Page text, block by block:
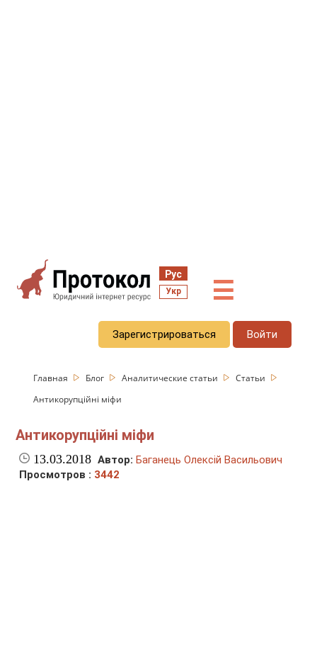
Рус
Укр ☰
Зарегистрироваться Войти
Главная Блог Аналитические статьи
Статьи
Антикорупційні міфи
Антикорупційні міфи
13.03.2018 Автор: Баганець Олексій Васильович
Просмотров : 3442